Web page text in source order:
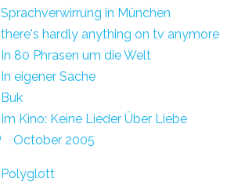
Sprachverwirrung in München
there's hardly anything on tv anymore
In 80 Phrasen um die Welt
In eigener Sache
Buk
Im Kino: Keine Lieder Über Liebe
October 2005
Polyglott